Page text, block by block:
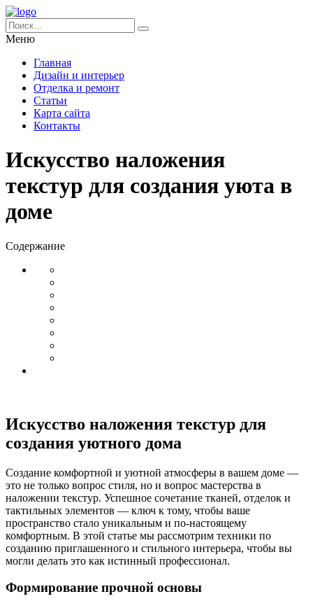
Меню
Главная
Дизайн и интерьер
Отделка и ремонт
Статьи
Карта сайта
Контакты
Искусство наложения
текстур для создания уюта в
доме
Содержание
Искусство наложения текстур для
создания уютного дома
Создание комфортной и уютной атмосферы в вашем доме —
это не только вопрос стиля, но и вопрос мастерства в
наложении текстур. Успешное сочетание тканей, отделок и
тактильных элементов — ключ к тому, чтобы ваше
пространство стало уникальным и по-настоящему
комфортным. В этой статье мы рассмотрим техники по
созданию приглашенного и стильного интерьера, чтобы вы
могли делать это как истинный профессионал.
Формирование прочной основы